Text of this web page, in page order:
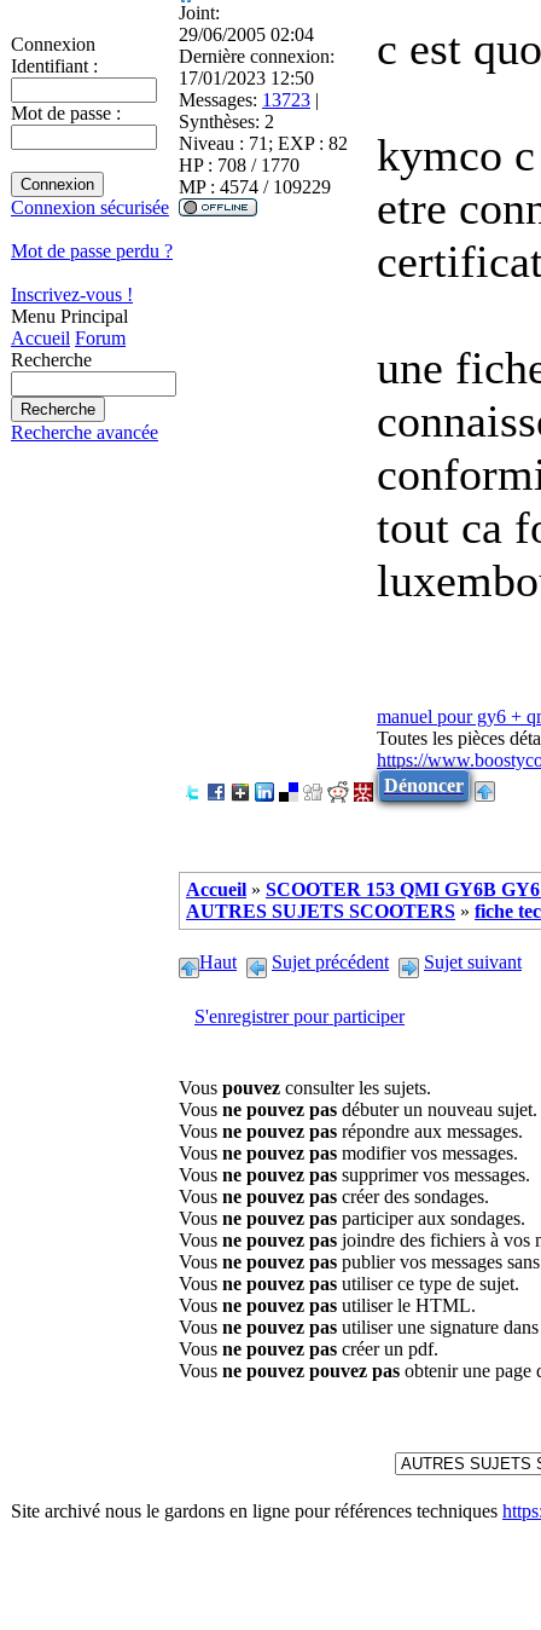
Connexion
Identifiant :
Mot de passe :
Connexion sécurisée
Mot de passe perdu ?
Inscrivez-vous !
Menu Principal
Accueil Forum
Recherche
Recherche avancée
Joint:
29/06/2005 02:04
Dernière connexion:
17/01/2023 12:50
Messages: 13723 |
Synthèses: 2
Niveau : 71; EXP : 82
HP : 708 / 1770
MP : 4574 / 109229
c est
kymco
etre
une
tout ca
manuel pour gy6 +
Toutes les pièces
https://
Dénoncer
Accueil » SCOOTER 153 QMI GY6B
AUTRES SUJETS SCOOTERS » fiche
Haut Sujet précédent Sujet suivant
S'enregistrer pour participer
Vous pouvez consulter les sujets.
Vous ne pouvez pas débuter un nouveau sujet.
Vous ne pouvez pas répondre aux messages.
Vous ne pouvez pas modifier vos messages.
Vous ne pouvez pas supprimer vos messages.
Vous ne pouvez pas créer des sondages.
Vous ne pouvez pas participer aux sondages.
Vous ne pouvez pas joindre des fichiers à vos
Vous ne pouvez pas publier vos messages
Vous ne pouvez pas utiliser ce type de sujet.
Vous ne pouvez pas utiliser le HTML.
Vous ne pouvez pas utiliser une signature
Vous ne pouvez pas créer un pdf.
Vous ne pouvez pouvez pas obtenir une page
Site archivé nous le gardons en ligne pour références techniques